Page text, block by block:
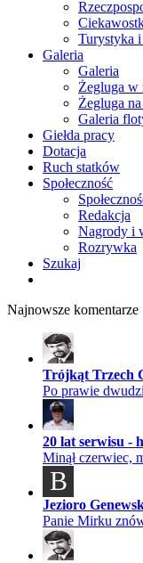
Turystyka
Galeria
Galeria
Żegluga w
Żegluga
Galeria
Giełda pracy
Dotacja
Ruch statków
Społeczność
Redakcja
Nagrody i
Rozrywka
Szukaj
Najnowsze komentarze
Trójkąt Trzech
Po prawie
20 lat serwisu -
Minął czerwiec,
B
Jezioro
Panie Mirku